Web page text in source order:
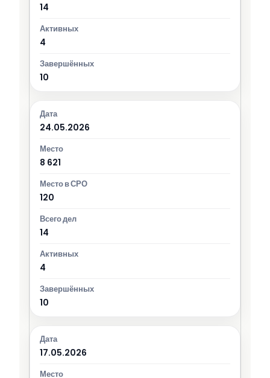
14
4
10
24.05.2026
8 621
120
14
4
10
17.05.2026